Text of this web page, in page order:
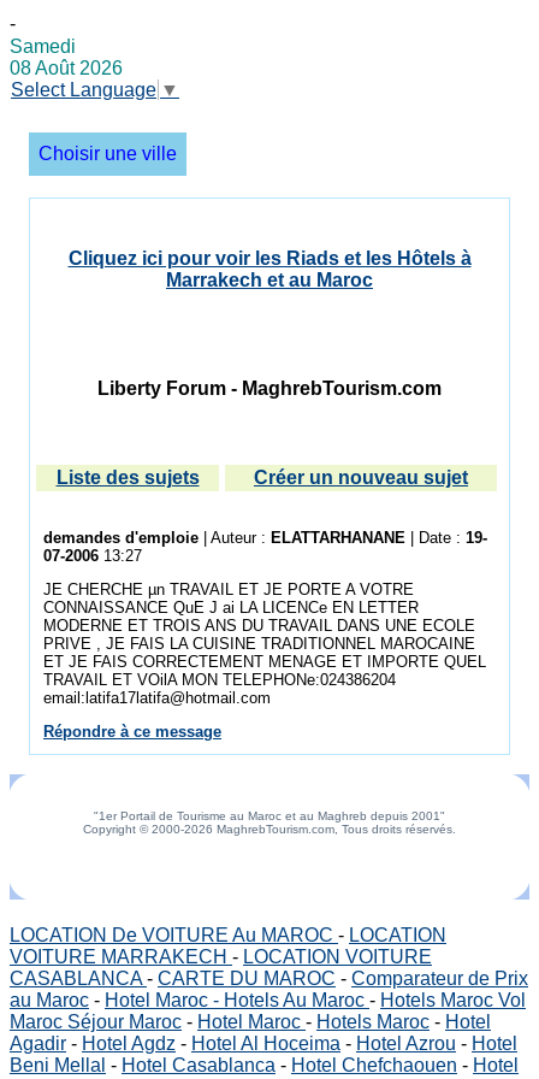
-
Samedi
08 Août 2026
Select Language ▼
Choisir une ville
Cliquez ici pour voir les Riads et les Hôtels à
Marrakech et au Maroc
Liberty Forum - MaghrebTourism.com
Liste des sujets Créer un nouveau sujet
demandes d'emploie | Auteur : ELATTARHANANE | Date : 19-
07-2006 13:27
JE CHERCHE µn TRAVAIL ET JE PORTE A VOTRE
CONNAISSANCE QuE J ai LA LICENCe EN LETTER
MODERNE ET TROIS ANS DU TRAVAIL DANS UNE ECOLE
PRIVE , JE FAIS LA CUISINE TRADITIONNEL MAROCAINE
ET JE FAIS CORRECTEMENT MENAGE ET IMPORTE QUEL
TRAVAIL ET VOilA MON TELEPHONe:024386204
email:latifa17latifa@hotmail.com
Répondre à ce message
"1er Portail de Tourisme au Maroc et au Maghreb depuis 2001"
Copyright © 2000-2026 MaghrebTourism.com, Tous droits réservés.
LOCATION De VOITURE Au MAROC - LOCATION
VOITURE MARRAKECH - LOCATION VOITURE
CASABLANCA- CARTE DU MAROC - Comparateur de Prix
au Maroc - Hotel Maroc - Hotels Au Maroc - Hotels Maroc Vol
Maroc Séjour Maroc - Hotel Maroc - Hotels Maroc - Hotel
Agadir - Hotel Agdz - Hotel Al Hoceima - Hotel Azrou - Hotel
Beni Mellal - Hotel Casablanca - Hotel Chefchaouen - Hotel